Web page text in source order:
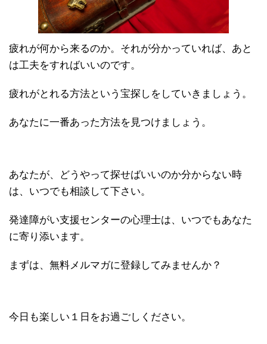
疲れが何から来るのか。それが分かっていれば、あと
は工夫をすればいいのです。
疲れがとれる方法という宝探しをしていきましょう。
あなたに一番あった方法を見つけましょう。
あなたが、どうやって探せばいいのか分からない時
は、いつでも相談して下さい。
発達障がい支援センターの心理士は、いつでもあなた
に寄り添います。
まずは、無料メルマガに登録してみませんか？
今日も楽しい１日をお過ごしください。